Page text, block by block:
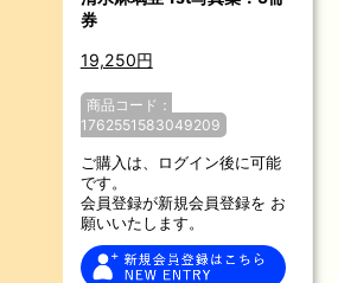
券
19,250円
商品コード：
1762551583049209
ご購入は、ログイン後に可能
です。
会員登録が新規会員登録を お
願いいたします。